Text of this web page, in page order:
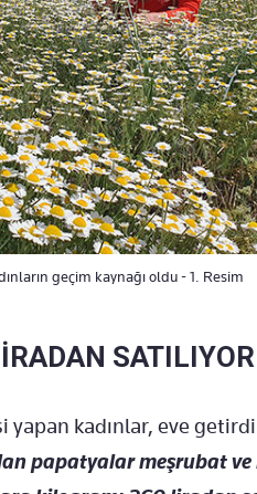
geçim kaynağı oldu - 1. Resim
SATILIYOR
kadınlar, eve
papatyalar meşrubat ve